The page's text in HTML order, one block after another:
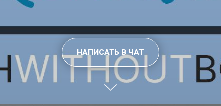
НАПИСАТЬ В ЧАТ